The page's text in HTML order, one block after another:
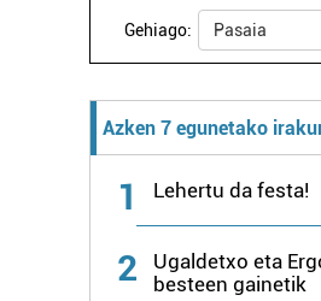
Gehiago: Pasaia
Azken 7 egunetako
1 Lehertu da festa!
2
Ugaldetxo eta
besteen gainetik